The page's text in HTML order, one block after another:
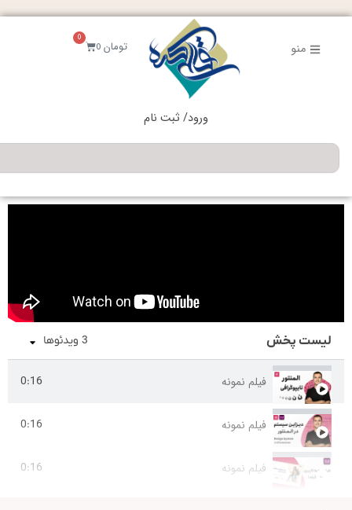
رفتن
منو تومان0
0
سبد
خرید
ورود/ ثبت نام
جستجو
لیست پخش 3 ویدئوها
فیلم نمونه 0:16
فیلم نمونه 0:16
فیلم نمونه 0:16